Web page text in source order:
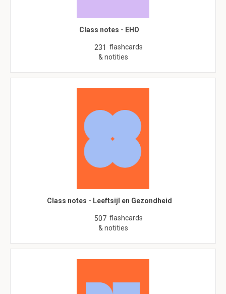
Class notes - EHO
231 flashcards
& notities
Class notes - Leeftsijl en Gezondheid
507 flashcards
& notities